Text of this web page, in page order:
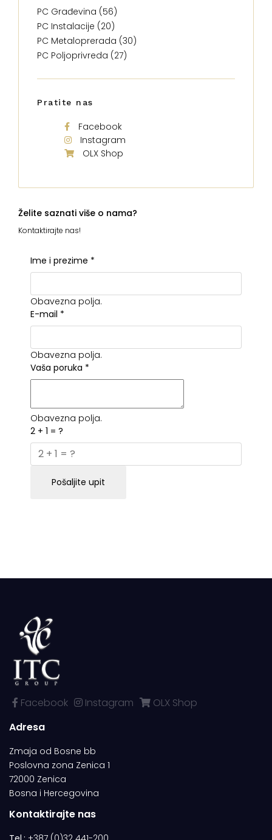
PC Građevina (56)
PC Instalacije (20)
PC Metaloprerada (30)
PC Poljoprivreda (27)
Pratite nas
Facebook
Instagram
OLX Shop
Želite saznati više o nama?
Kontaktirajte nas!
Ime i prezime *
Obavezna polja.
E-mail *
Obavezna polja.
Vaša poruka *
Obavezna polja.
2 + 1 = ?
Pošaljite upit
Facebook Instagram
OLX Shop
Adresa
Zmaja od Bosne bb
Poslovna zona Zenica 1
72000 Zenica
Bosna i Hercegovina
Kontaktirajte nas